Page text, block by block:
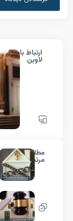
نحوه توقیف
گام‌به‌گام
خرداد ۲۰, ۱۴۰۴
انحصار
خرداد ۱۸, ۱۴۰۴